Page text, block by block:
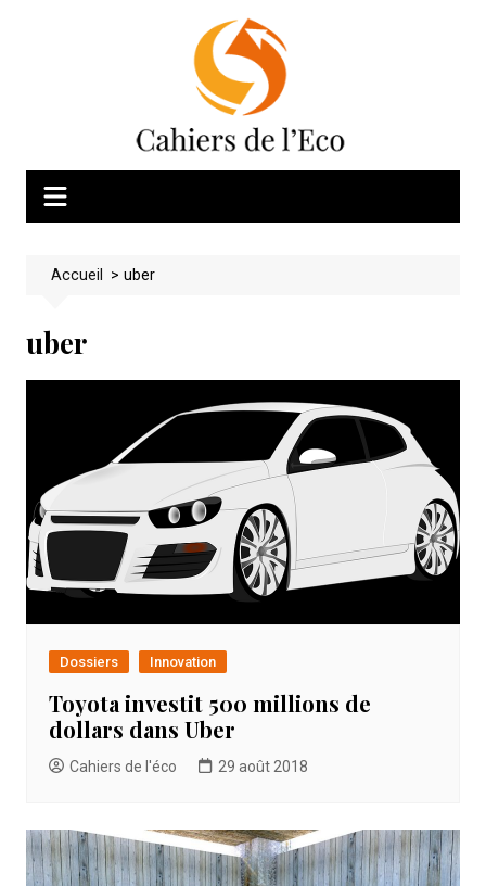
Accueil >uber
uber
Dossiers Innovation
Toyota investit 500 millions de
dollars dans Uber
Cahiers de l'éco 29 août 2018